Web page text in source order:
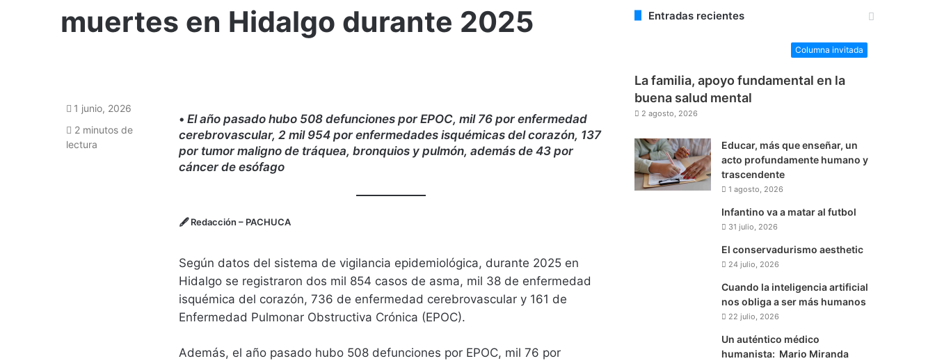
muertes en Hidalgo durante 2025
• El año pasado hubo 508 defunciones por EPOC, mil 76 por enfermedad
cerebrovascular, 2 mil 954 por enfermedades isquémicas del corazón, 137
por tumor maligno de tráquea, bronquios y pulmón, además de 43 por
cáncer de esófago
🖋Redacción – PACHUCA
Según datos del sistema de vigilancia epidemiológica, durante 2025 en
Hidalgo se registraron dos mil 854 casos de asma, mil 38 de enfermedad
isquémica del corazón, 736 de enfermedad cerebrovascular y 161 de
Enfermedad Pulmonar Obstructiva Crónica (EPOC).
Además, el año pasado hubo 508 defunciones por EPOC, mil 76 por
1 junio, 2026
2 minutos de
lectura
Entradas recientes
Columna invitada
La familia, apoyo fundamental en la
buena salud mental
2 agosto, 2026
Educar, más que enseñar, un
acto profundamente humano y
trascendente
1 agosto, 2026
Infantino va a matar al futbol
31 julio, 2026
El conservadurismo aesthetic
24 julio, 2026
Cuando la inteligencia artificial
nos obliga a ser más humanos
22 julio, 2026
Un auténtico médico
humanista: Mario Miranda